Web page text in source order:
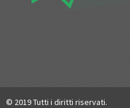
© 2019 Tutti i diritti riservati.